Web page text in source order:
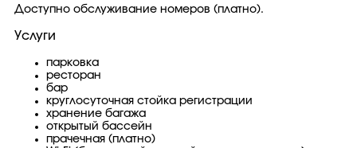
Доступно обслуживание номеров (платно).
Услуги
парковка
ресторан
бар
круглосуточная стойка регистрации
хранение багажа
открытый бассейн
прачечная (платно)